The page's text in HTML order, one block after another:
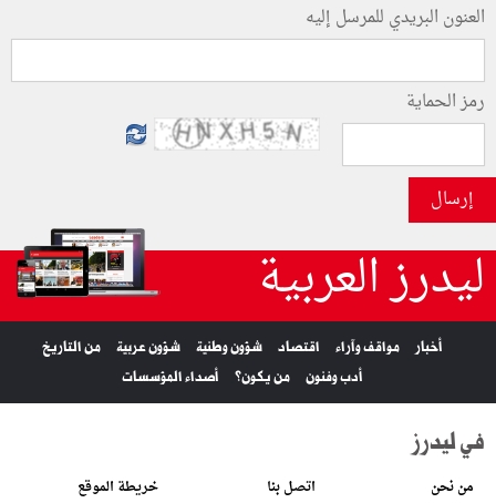
العنون البريدي للمرسل إليه
رمز الحماية
إرسال
ليدرز العربية
أخبار مواقف وآراء اقتصاد شؤون وطنية شؤون عربية
من التاريخ
أدب وفنون
من يكون؟ أصداء المؤسسات
في ليدرز
من نحن اتصل بنا خريطة الموقع